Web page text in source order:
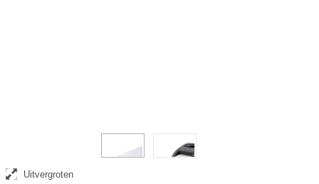
Reinigingskaarten die de interne onderdelen van uw valsgelddetector
reinigen
Uitvergroten